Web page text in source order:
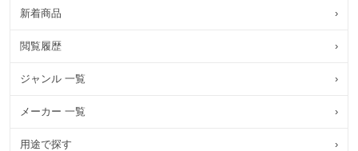
新着商品 ›
閲覧履歴 ›
ジャンル 一覧 ›
メーカー 一覧 ›
用途で探す ›